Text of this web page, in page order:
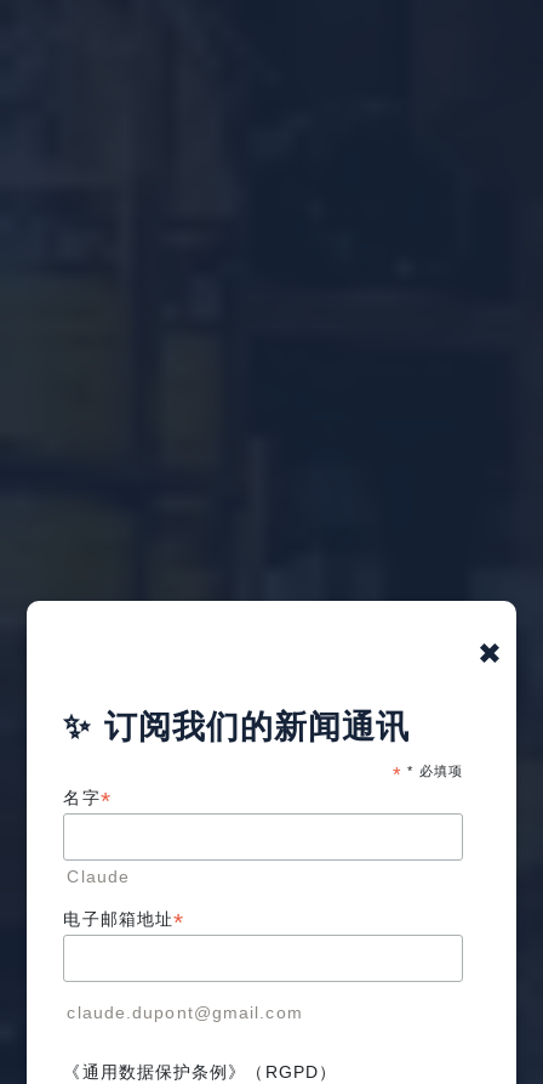
×
✨ 订阅我们的新闻通讯
* * 必填项
名字*
Claude
电子邮箱地址*
claude.dupont@gmail.com
《通用数据保护条例》（RGPD）